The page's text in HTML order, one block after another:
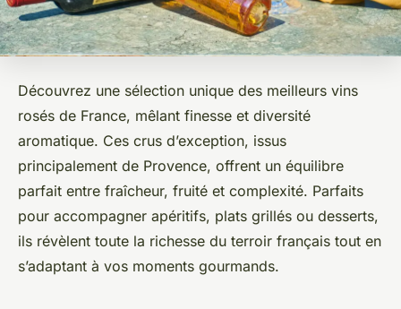
Découvrez une sélection unique des meilleurs vins
rosés de France, mêlant finesse et diversité
aromatique. Ces crus d’exception, issus
principalement de Provence, offrent un équilibre
parfait entre fraîcheur, fruité et complexité. Parfaits
pour accompagner apéritifs, plats grillés ou desserts,
ils révèlent toute la richesse du terroir français tout en
s’adaptant à vos moments gourmands.